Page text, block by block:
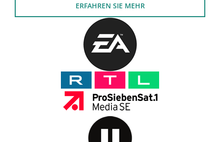
ERFAHREN SIE MEHR